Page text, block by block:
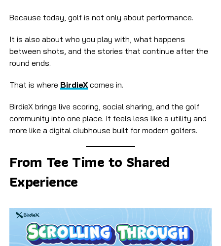
Because today, golf is not only about performance.
It is also about who you play with, what happens
between shots, and the stories that continue after the
round ends.
That is where BirdieXcomes in.
BirdieX brings live scoring, social sharing, and the golf
community into one place. It feels less like a utility and
more like a digital clubhouse built for modern golfers.
From Tee Time to Shared
Experience